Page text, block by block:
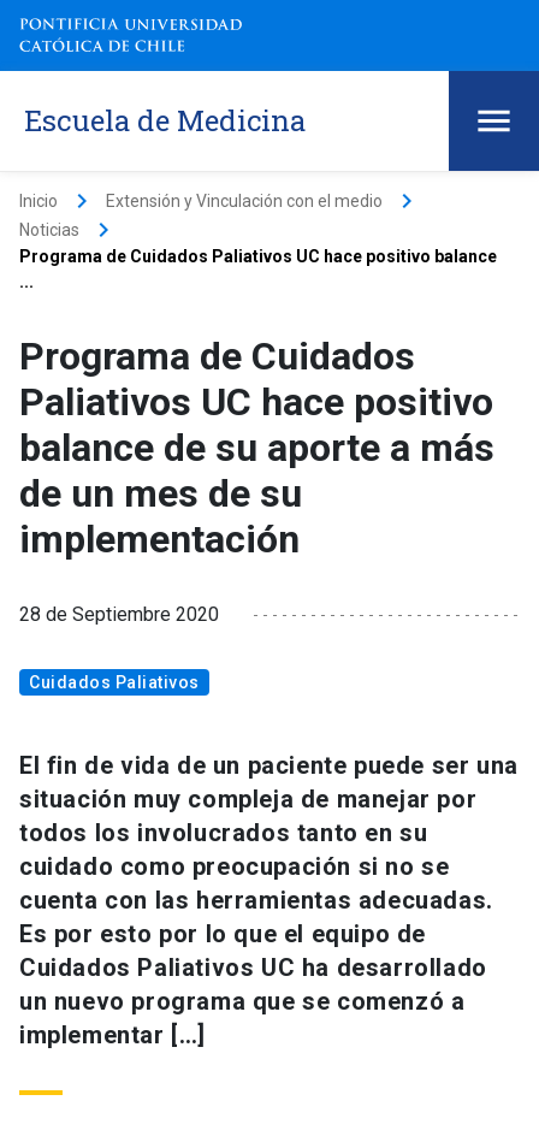
Escuela de Medicina
Inicio keyboard_arrow_right Extensión y Vinculación con el medio keyboard_arrow_right
Noticias keyboard_arrow_right
Programa de Cuidados Paliativos UC hace positivo balance
...
Programa de Cuidados
Paliativos UC hace positivo
balance de su aporte a más
de un mes de su
implementación
28 de Septiembre 2020
Cuidados Paliativos
El fin de vida de un paciente puede ser una
situación muy compleja de manejar por
todos los involucrados tanto en su
cuidado como preocupación si no se
cuenta con las herramientas adecuadas.
Es por esto por lo que el equipo de
Cuidados Paliativos UC ha desarrollado
un nuevo programa que se comenzó a
implementar […]